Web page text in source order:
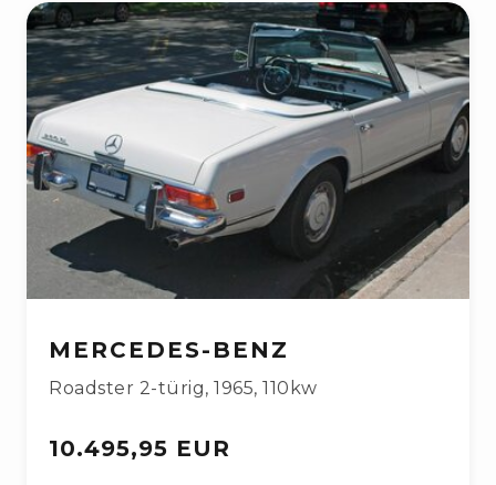
MERCEDES-BENZ
Roadster 2-türig, 1965, 110kw
10.495,95 EUR